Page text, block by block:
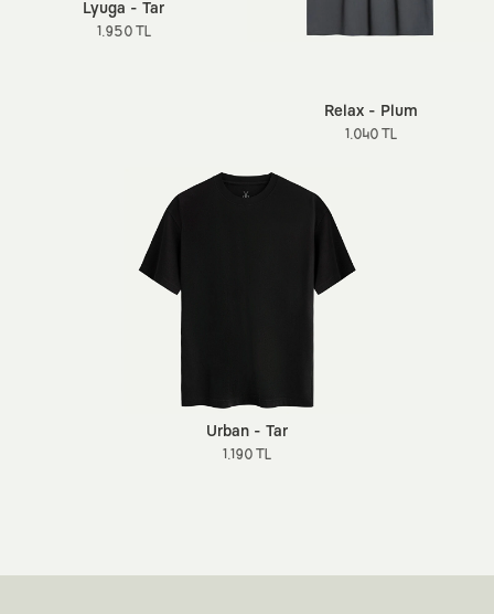
Lyuga - Tar
1.950 TL
Relax - Plum
1.040 TL
Urban - Tar
1.190 TL